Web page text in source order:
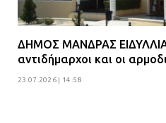
ΔΗΜΟΣ ΜΑΝΔΡΑΣ
αντιδήμαρχοι και οι
23.07.2026 | 14:58